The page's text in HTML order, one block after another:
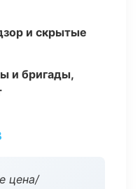
и скрытые
и бригады,
цена/